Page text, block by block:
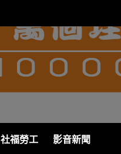
社福勞工 影音新聞